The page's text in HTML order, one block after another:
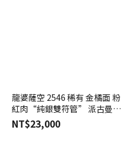
龍婆薩空 2546 稀有 金橘面 粉
紅肉“純銀雙符管” 派古曼坤
平 確確時時加粉而非碎料🌟
【夢幻佛牌
NT$23,000